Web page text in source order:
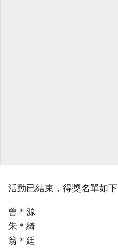
活動已結束，得獎名單如下
曾＊源
朱＊綺
翁＊廷